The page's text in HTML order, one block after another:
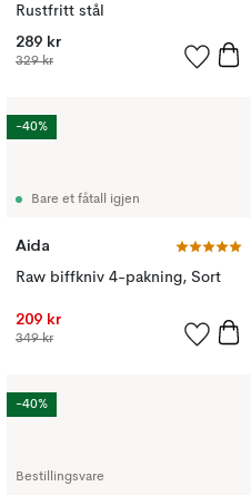
Rustfritt stål
289 kr
329 kr
Bare et fåtall igjen
Aida
Raw biffkniv 4-pakning, Sort
209 kr
349 kr
-40%
Bestillingsvare
-40%